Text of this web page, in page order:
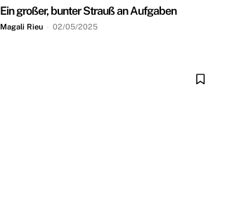
Ein großer, bunter Strauß an Aufgaben
Magali Rieu - 02/05/2025